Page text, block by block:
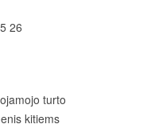
26
turto
kitiems